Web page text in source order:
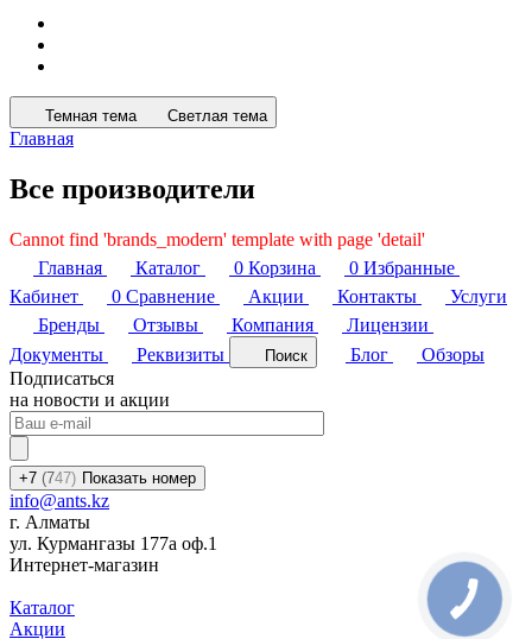
Темная тема Светлая тема
Главная
Все производители
Cannot find 'brands_modern' template with page 'detail'
Главная
Каталог 0 Корзина 0 Избранные
Кабинет
0 Сравнение Акции Контакты
Услуги
Бренды
Отзывы Компания
Лицензии
Документы
Реквизиты Поиск Блог
Обзоры
Подписаться
на новости и акции
+7 (747) Показать номер
info@ants.kz
г. Алматы
ул. Курмангазы 177а оф.1
Интернет-магазин
Каталог
Акции